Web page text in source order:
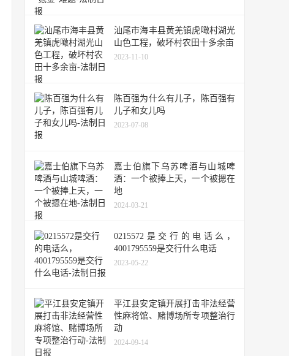
汕尾市海丰县黄羌镇虎噉村湖光
山色工程，破坏村农田十多余亩
2023-11-10
陈百强为什么有儿子，陈百强有
儿子和女儿吗
2023-07-08
嘉士伯旗下乌苏啤酒与山城啤
酒：一个被捧上天，一个被摁在
地
2024-03-21
0215572是交行的电话么，
4001795559是交行什么电话
2023-05-22
平江县安定镇开展打击非法经营
性麻将馆、赌博场所专项整治行
动
2024-09-14